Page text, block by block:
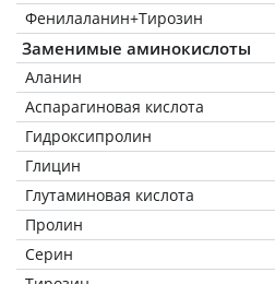
Фенилаланин+Тирозин
Заменимые аминокислоты
Аланин
Аспарагиновая кислота
Гидроксипролин
Глицин
Глутаминовая кислота
Пролин
Серин